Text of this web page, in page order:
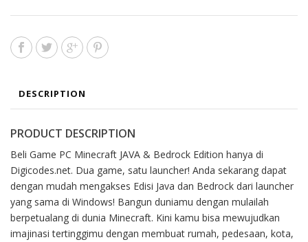
DESCRIPTION
PRODUCT DESCRIPTION
Beli Game PC Minecraft JAVA & Bedrock Edition hanya di
Digicodes.net. Dua game, satu launcher! Anda sekarang dapat
dengan mudah mengakses Edisi Java dan Bedrock dari launcher
yang sama di Windows! Bangun duniamu dengan mulailah
berpetualang di dunia Minecraft. Kini kamu bisa mewujudkan
imajinasi tertinggimu dengan membuat rumah, pedesaan, kota,